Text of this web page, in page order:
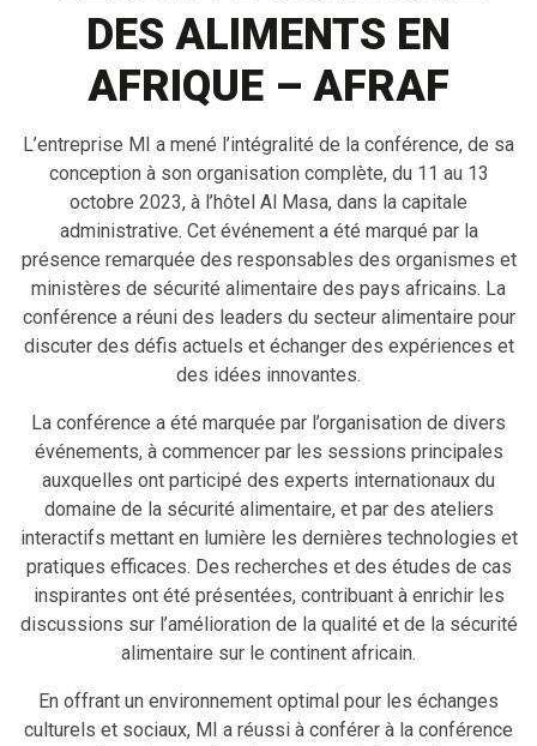
DES ALIMENTS EN
AFRIQUE – AFRAF
L’entreprise MI a mené l’intégralité de la conférence, de sa
conception à son organisation complète, du 11 au 13
octobre 2023, à l’hôtel Al Masa, dans la capitale
administrative. Cet événement a été marqué par la
présence remarquée des responsables des organismes et
ministères de sécurité alimentaire des pays africains. La
conférence a réuni des leaders du secteur alimentaire pour
discuter des défis actuels et échanger des expériences et
des idées innovantes.
La conférence a été marquée par l’organisation de divers
événements, à commencer par les sessions principales
auxquelles ont participé des experts internationaux du
domaine de la sécurité alimentaire, et par des ateliers
interactifs mettant en lumière les dernières technologies et
pratiques efficaces. Des recherches et des études de cas
inspirantes ont été présentées, contribuant à enrichir les
discussions sur l’amélioration de la qualité et de la sécurité
alimentaire sur le continent africain.
En offrant un environnement optimal pour les échanges
culturels et sociaux, MI a réussi à conférer à la conférence